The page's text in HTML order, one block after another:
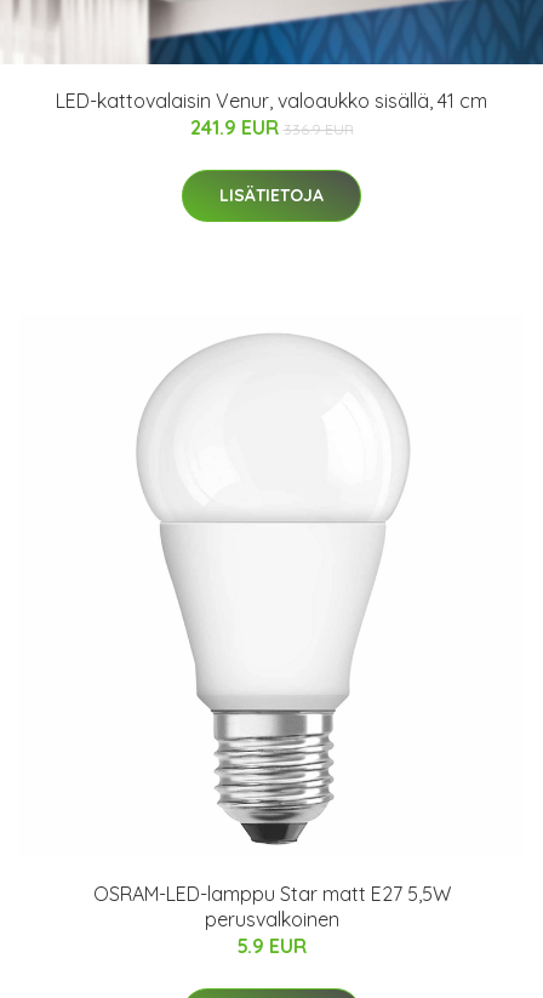
LED-kattovalaisin Venur, valoaukko sisällä, 41 cm
241.9 EUR 336.9 EUR
LISÄTIETOJA
OSRAM-LED-lamppu Star matt E27 5,5W
perusvalkoinen
5.9 EUR